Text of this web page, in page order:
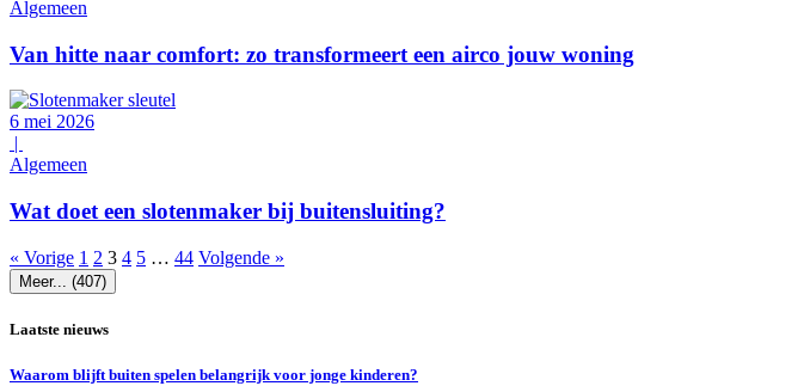
Algemeen
Van hitte naar comfort: zo transformeert een airco jouw woning
6 mei 2026
|
Algemeen
Wat doet een slotenmaker bij buitensluiting?
« Vorige 1 2 3 4 5 … 44 Volgende »
Meer... (407)
Laatste nieuws
Waarom blijft buiten spelen belangrijk voor jonge kinderen?